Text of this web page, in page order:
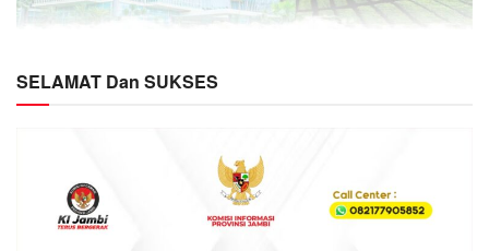
SELAMAT Dan SUKSES